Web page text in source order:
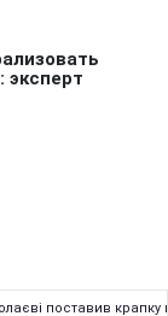
поставив крапку